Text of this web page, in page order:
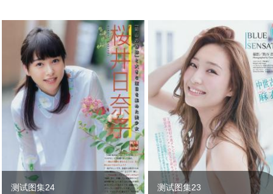
测试图集24 测试图集23